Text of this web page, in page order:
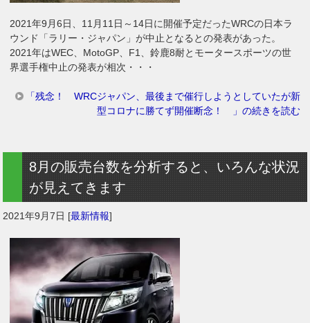
2021年9月6日、11月11日～14日に開催予定だったWRCの日本ラ
ウンド「ラリー・ジャパン」が中止となるとの発表があった。
2021年はWEC、MotoGP、F1、鈴鹿8耐とモータースポーツの世
界選手権中止の発表が相次・・・
「残念！ WRCジャパン、最後まで催行しようとしていたが新
型コロナに勝てず開催断念！ 」の続きを読む
8月の販売台数を分析すると、いろんな状況
が見えてきます
2021年9月7日 [最新情報]